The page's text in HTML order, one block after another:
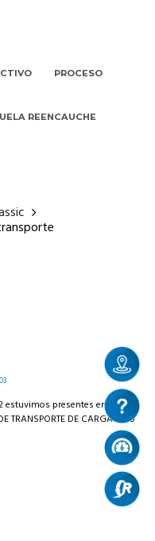
PROCESO
REENCAUCHE
estuvimos presentes en la
TRANSPORTE DE CARGA Y SU